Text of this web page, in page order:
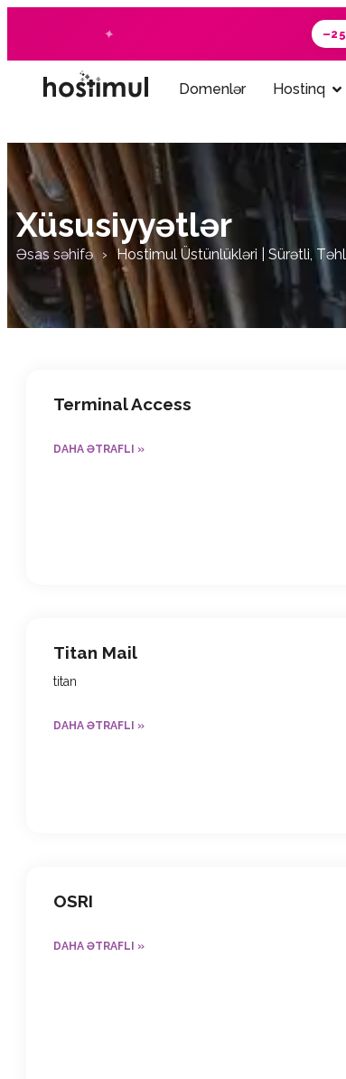
Domenlər Hostinq
Xüsusiyyətlər
Əsas səhifə Hostimul Üstünlükləri | Sürətli,
Terminal Access
DAHA ƏTRAFLI »
Titan Mail
titan
DAHA ƏTRAFLI »
OSRI
DAHA ƏTRAFLI »